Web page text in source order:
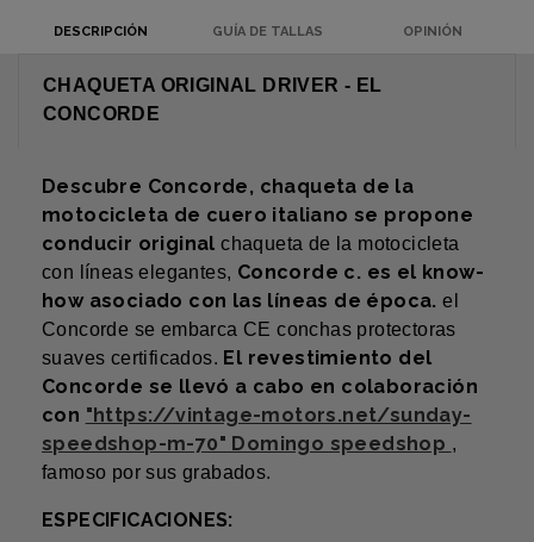
DESCRIPCIÓN GUÍA DE TALLAS OPINIÓN
CHAQUETA ORIGINAL DRIVER - EL
CONCORDE
Descubre Concorde, chaqueta de la
motocicleta de cuero italiano se propone
conducir originalchaqueta de la motocicleta
con líneas elegantes, Concorde c. es el know-
how asociado con las líneas de época.el
Concorde se embarca CE conchas protectoras
suaves certificados. El revestimiento del
Concorde se llevó a cabo en colaboración
con "https://vintage-motors.net/sunday-
speedshop-m-70" Domingo speedshop ,
famoso por sus grabados.
ESPECIFICACIONES: